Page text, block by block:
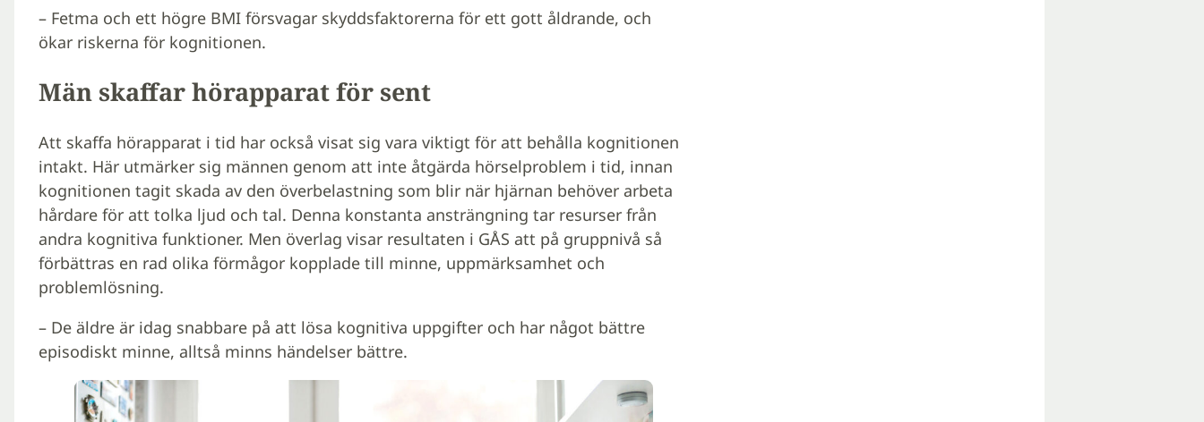
– Fetma och ett högre BMI försvagar skyddsfaktorerna för ett gott åldrande, och
ökar riskerna för kognitionen.
Män skaffar hörapparat för sent
Att skaffa hörapparat i tid har också visat sig vara viktigt för att behålla kognitionen
intakt. Här utmärker sig männen genom att inte åtgärda hörselproblem i tid, innan
kognitionen tagit skada av den överbelastning som blir när hjärnan behöver arbeta
hårdare för att tolka ljud och tal. Denna konstanta ansträngning tar resurser från
andra kognitiva funktioner. Men överlag visar resultaten i GÅS att på gruppnivå så
förbättras en rad olika förmågor kopplade till minne, uppmärksamhet och
problemlösning.
– De äldre är idag snabbare på att lösa kognitiva uppgifter och har något bättre
episodiskt minne, alltså minns händelser bättre.